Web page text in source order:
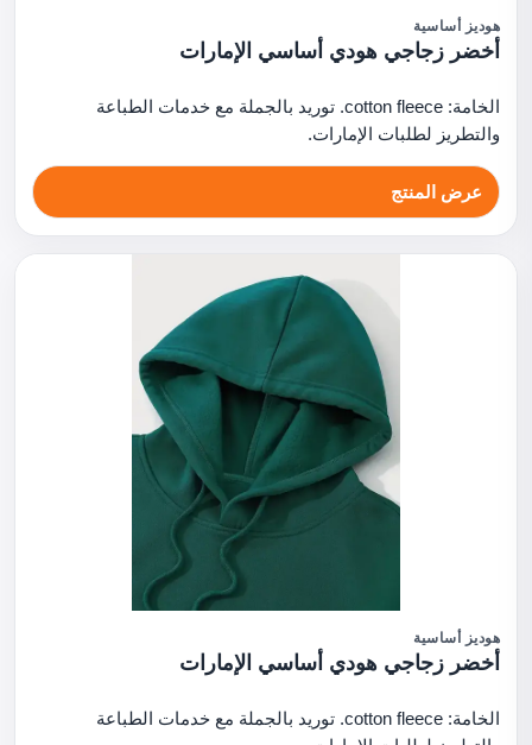
هوديز أساسية
أخضر زجاجي هودي أساسي الإمارات
الخامة: cotton fleece. توريد بالجملة مع خدمات الطباعة
والتطريز لطلبات الإمارات.
عرض المنتج
هوديز أساسية
أخضر زجاجي هودي أساسي الإمارات
الخامة: cotton fleece. توريد بالجملة مع خدمات الطباعة